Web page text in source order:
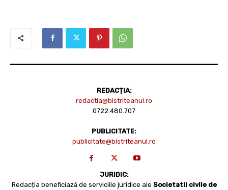
REDACȚIA:
redactia@bistriteanul.ro
0722.480.707
PUBLICITATE:
publicitate@bistriteanul.ro
JURIDIC:
Redacția beneficiază de serviciile juridice ale Societatii civile de